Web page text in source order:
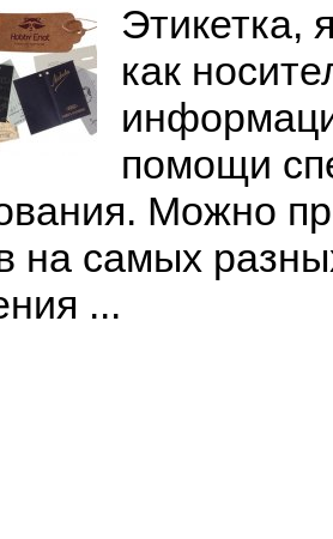
Этикетка,
как
помощи
Можно
на самых
...